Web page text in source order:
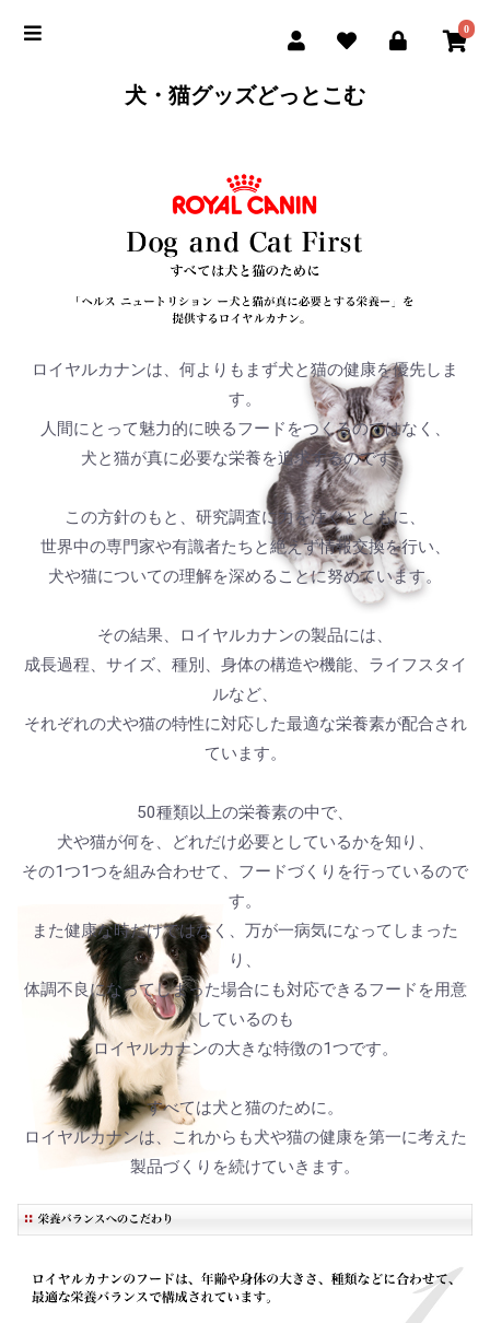
0
犬・猫グッズどっとこむ
ロイヤルカナンは、何よりもまず犬と猫の健康を優先しま
す。
人間にとって魅力的に映るフードをつくるのではなく、
犬と猫が真に必要な栄養を追求するのです。
この方針のもと、研究調査に力を注ぐとともに、
世界中の専門家や有識者たちと絶えず情報交換を行い、
犬や猫についての理解を深めることに努めています。
その結果、ロイヤルカナンの製品には、
成長過程、サイズ、種別、身体の構造や機能、ライフスタイ
ルなど、
それぞれの犬や猫の特性に対応した最適な栄養素が配合され
ています。
50種類以上の栄養素の中で、
犬や猫が何を、どれだけ必要としているかを知り、
その1つ1つを組み合わせて、フードづくりを行っているので
す。
また健康な時だけではなく、万が一病気になってしまった
り、
体調不良になってしまった場合にも対応できるフードを用意
しているのも
ロイヤルカナンの大きな特徴の1つです。
すべては犬と猫のために。
ロイヤルカナンは、これからも犬や猫の健康を第一に考えた
製品づくりを続けていきます。